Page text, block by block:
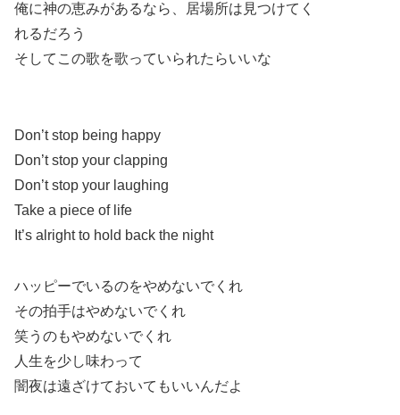
俺に神の恵みがあるなら、居場所は見つけてく
れるだろう
そしてこの歌を歌っていられたらいいな
Don’t stop being happy
Don’t stop your clapping
Don’t stop your laughing
Take a piece of life
It’s alright to hold back the night
ハッピーでいるのをやめないでくれ
その拍手はやめないでくれ
笑うのもやめないでくれ
人生を少し味わって
闇夜は遠ざけておいてもいいんだよ